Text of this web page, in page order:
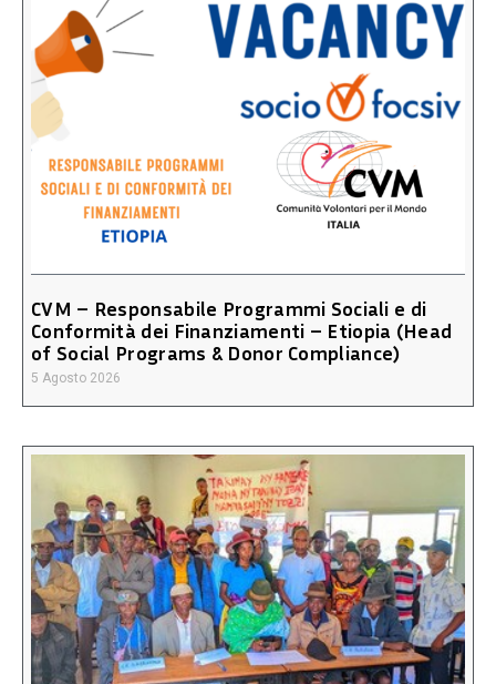
CVM – Responsabile Programmi Sociali e di
Conformità dei Finanziamenti – Etiopia (Head
of Social Programs & Donor Compliance)
5 Agosto 2026